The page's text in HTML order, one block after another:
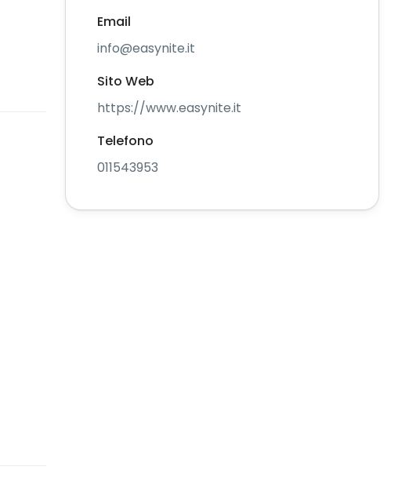
Email
info@easynite.it
Sito Web
https://www.easynite.it
Telefono
011543953